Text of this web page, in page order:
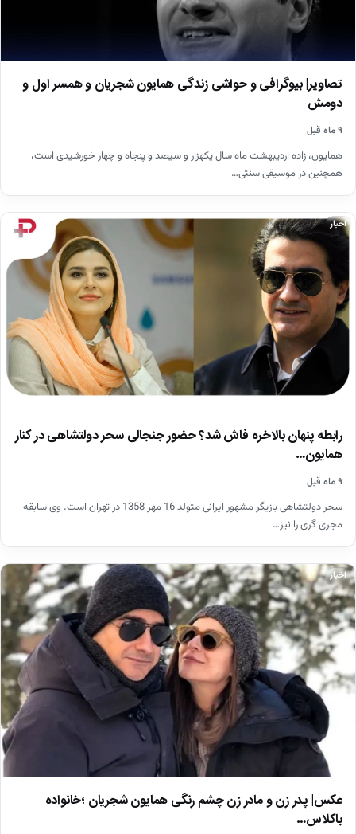
تصاویر| بیوگرافی و حواشی زندگی همایون شجریان و همسر اول و
دومش
۹ ماه قبل
همایون، زاده اردیبهشت ماه سال یکهزار و سیصد و پنجاه و چهار خورشیدی است،
همچنین در موسیقی سنتی…
اخبار
رابطه پنهان بالاخره فاش شد؟ حضور جنجالی سحر دولتشاهی در کنار
همایون…
۹ ماه قبل
سحر دولتشاهی بازیگر مشهور ایرانی متولد 16 مهر 1358 در تهران است. وی سابقه
مجری گری را نیز…
اخبار
عکس| پدر زن و مادر زن چشم رنگی همایون شجریان ؛خانواده
باکلاس…